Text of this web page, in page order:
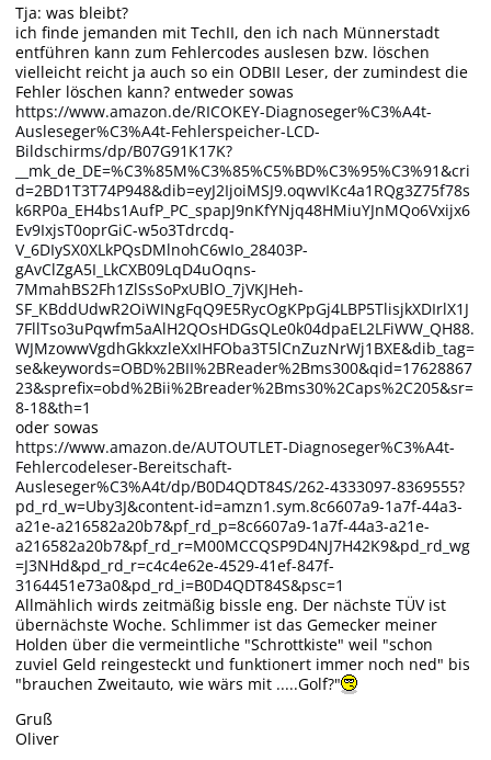
Tja: was bleibt?
ich finde jemanden mit TechII, den ich nach Münnerstadt
entführen kann zum Fehlercodes auslesen bzw. löschen
vielleicht reicht ja auch so ein ODBII Leser, der zumindest die
Fehler löschen kann? entweder sowas
https://www.amazon.de/RICOKEY-Diagnoseger%C3%A4t-
Ausleseger%C3%A4t-Fehlerspeicher-LCD-
Bildschirms/dp/B07G91K17K?
__mk_de_DE=%C3%85M%C3%85%C5%BD%C3%95%C3%91&cri
d=2BD1T3T74P948&dib=eyJ2IjoiMSJ9.oqwvIKc4a1RQg3Z75f78s
k6RP0a_EH4bs1AufP_PC_spapJ9nKfYNjq48HMiuYJnMQo6Vxijx6
Ev9IxjsT0oprGiC-w5o3Tdrcdq-
V_6DIySX0XLkPQsDMlnohC6wIo_28403P-
gAvClZgA5I_LkCXB09LqD4uOqns-
7MmahBS2Fh1ZlSsSoPxUBlO_7jVKJHeh-
SF_KBddUdwR2OiWINgFqQ9E5RycOgKPpGj4LBP5TlisjkXDIrlX1J
7FllTso3uPqwfm5aAlH2QOsHDGsQLe0k04dpaEL2LFiWW_QH88.
WJMzowwVgdhGkkxzleXxIHFOba3T5lCnZuzNrWj1BXE&dib_tag=
se&keywords=OBD%2BII%2BReader%2Bms300&qid=17628867
23&sprefix=obd%2Bii%2Breader%2Bms30%2Caps%2C205&sr=
8-18&th=1
oder sowas
https://www.amazon.de/AUTOUTLET-Diagnoseger%C3%A4t-
Fehlercodeleser-Bereitschaft-
Ausleseger%C3%A4t/dp/B0D4QDT84S/262-4333097-8369555?
pd_rd_w=Uby3J&content-id=amzn1.sym.8c6607a9-1a7f-44a3-
a21e-a216582a20b7&pf_rd_p=8c6607a9-1a7f-44a3-a21e-
a216582a20b7&pf_rd_r=M00MCCQSP9D4NJ7H42K9&pd_rd_wg
=J3NHd&pd_rd_r=c4c4e62e-4529-41ef-847f-
3164451e73a0&pd_rd_i=B0D4QDT84S&psc=1
Allmählich wirds zeitmäßig bissle eng. Der nächste TÜV ist
übernächste Woche. Schlimmer ist das Gemecker meiner
Holden über die vermeintliche "Schrottkiste" weil "schon
zuviel Geld reingesteckt und funktionert immer noch ned" bis
"brauchen Zweitauto, wie wärs mit .....Golf?"
Gruß
Oliver